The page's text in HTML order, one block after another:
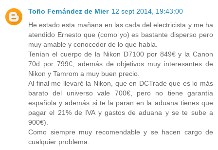
Toño Fernández de Mier 12 sept 2014, 19:43:00
He estado esta mañana en las cada del electricista y me ha
atendido Ernesto que (como yo) es bastante disperso pero
muy amable y conocedor de lo que habla.
Tenían el cuerpo de la Nikon D7100 por 849€ y la Canon
70d por 799€, además de objetivos muy interesantes de
Nikon y Tamrom a muy buen precio.
Al final me llevaré la Nikon, que en DCTrade que es lo más
barato del universo vale 700€, pero no tiene garantía
española y además si te la paran en la aduana tienes que
pagar el 21% de IVA y gastos de aduana y se te sube a
900€).
Como siempre muy recomendable y se hacen cargo de
cualquier problema.